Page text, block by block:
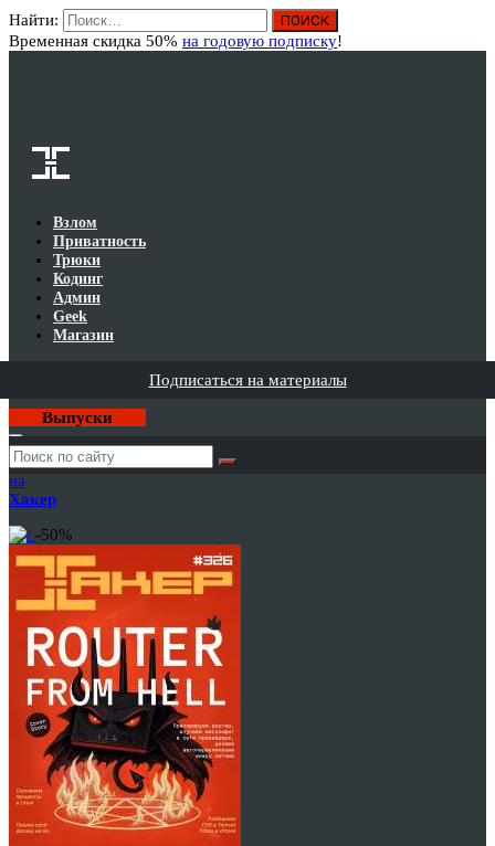
Найти:
Временная скидка 50% на годовую подписку!
Взлом
Приватность
Трюки
Кодинг
Админ
Geek
Магазин
Подписаться на материалы
Выпуски
Годовая
подписка
на
Хакер
-50%